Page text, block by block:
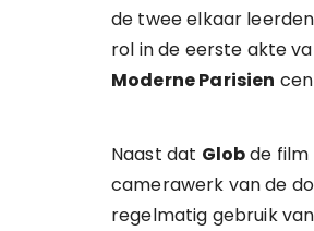
de twee elkaar
rol in de eerste akte
Moderne Parisien
Naast dat Globde film
camerawerk van de
regelmatig gebruik